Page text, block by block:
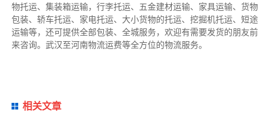
物托运、集装箱运输，行李托运、五金建材运输、家具运输、货物
包装、轿车托运、家电托运、大小货物的托运、挖掘机托运、短途
运输等，还可提供全部包装、全城服务，欢迎有需要发货的朋友前
来咨询。武汉至河南物流运费等全方位的物流服务。
相关文章